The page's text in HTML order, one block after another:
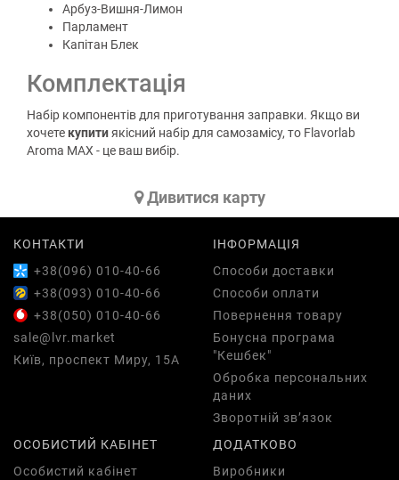
Арбуз-Вишня-Лимон
Парламент
Капітан Блек
Комплектація
Набір компонентів для приготування заправки. Якщо ви
хочете купитиякісний набір для самозамісу, то Flavorlab
Aroma MAX - це ваш вибір.
Дивитися карту
КОНТАКТИ
+38(096) 010-40-66
+38(093) 010-40-66
+38(050) 010-40-66
sale@lvr.market
Київ, проспект Миру, 15А
ІНФОРМАЦІЯ
Способи доставки
Способи оплати
Повернення товару
Бонусна програма
"Кешбек"
Обробка персональних
даних
Зворотній зв’язок
ОСОБИСТИЙ КАБІНЕТ
Особистий кабінет
ДОДАТКОВО
Виробники